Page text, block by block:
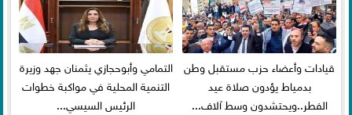
قيادات وأعضاء حزب مستقبل وطن
بدمياط يؤدون صلاة عيد
الفطر..ويحتشدون وسط آلاف...
التمامي وأبوحجازي يثمنان جهد وزيرة
التنمية المحلية في مواكبة خطوات
الرئيس السيسي...